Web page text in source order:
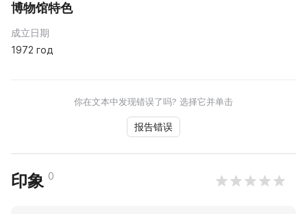
博物馆特色
成立日期
1972 год
你在文本中发现错误了吗? 选择它并单击
报告错误
印象 0